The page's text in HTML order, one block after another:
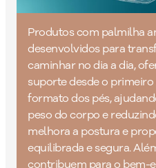
Produtos com palmilha
desenvolvidos para
caminhar no dia a dia,
suporte desde o primeiro
formato dos pés,
peso do corpo e
melhora a postura e
equilibrada e segura.
contribuem para o bem-